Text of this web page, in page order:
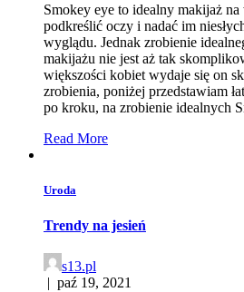
Smokey eye to idealny makijaż
podkreślić oczy i nadać im
wyglądu. Jednak zrobienie
makijażu nie jest aż tak
większości kobiet wydaje się on
zrobienia, poniżej przedstawiam
po kroku, na zrobienie idealnych
Read More
Uroda
Trendy na jesień
s13.pl
| paź 19, 2021